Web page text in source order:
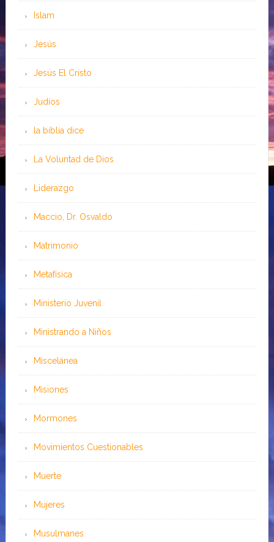
Islam
Jesús
Jesús El Cristo
Judíos
la biblia dice
La Voluntad de Dios
Liderazgo
Maccio, Dr. Osvaldo
Matrimonio
Metafísica
Ministerio Juvenil
Ministrando a Niños
Miscelánea
Misiones
Mormones
Movimientos Cuestionables
Muerte
Mujeres
Musulmanes